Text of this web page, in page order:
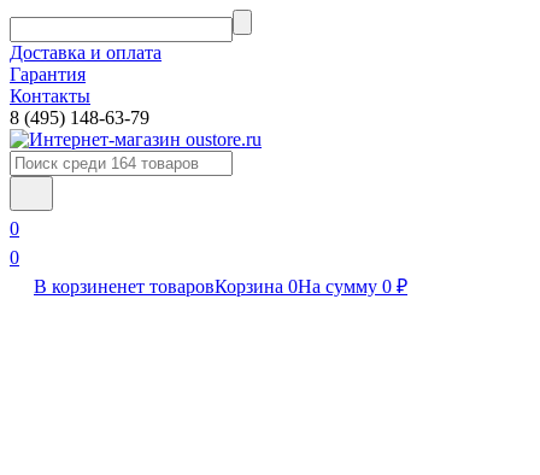
Доставка и оплата
Гарантия
Контакты​
8 (495) 148-63-79
0
0
В корзиненет товаровКорзина 0На сумму 0 ₽